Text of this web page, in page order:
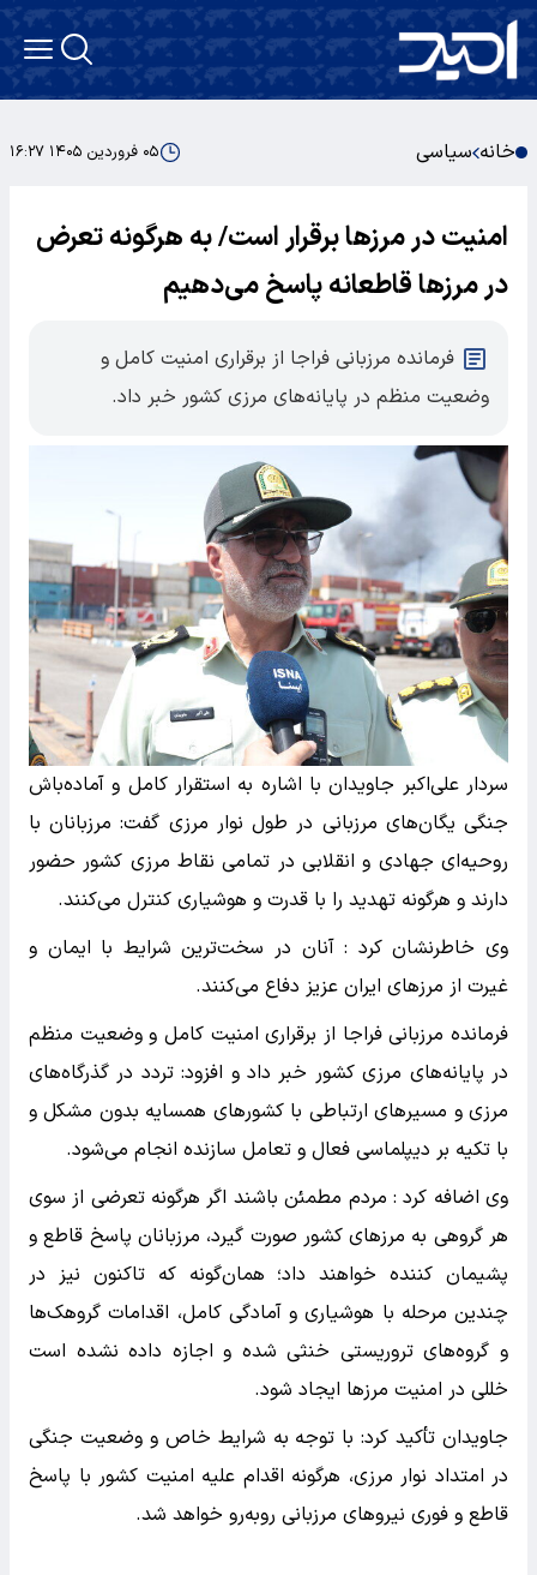
خانه سیاسی ۰۵ فروردین ۱۴۰۵ ۱۶:۲۷
امنیت در مرزها برقرار است/ به هرگونه تعرض
در مرزها قاطعانه پاسخ می‌دهیم
فرمانده مرزبانی فراجا از برقراری امنیت کامل و
وضعیت منظم در پایانه‌های مرزی کشور خبر داد.
سردار علی‌اکبر جاویدان با اشاره به استقرار کامل و آماده‌باش
جنگی یگان‌های مرزبانی در طول نوار مرزی گفت: مرزبانان با
روحیه‌ای جهادی و انقلابی در تمامی نقاط مرزی کشور حضور
دارند و هرگونه تهدید را با قدرت و هوشیاری کنترل می‌کنند.
وی خاطرنشان کرد : آنان در سخت‌ترین شرایط با ایمان و
غیرت از مرزهای ایران عزیز دفاع می‌کنند.
فرمانده مرزبانی فراجا از برقراری امنیت کامل و وضعیت منظم
در پایانه‌های مرزی کشور خبر داد و افزود: تردد در گذرگاه‌های
مرزی و مسیرهای ارتباطی با کشورهای همسایه بدون مشکل و
با تکیه بر دیپلماسی فعال و تعامل سازنده انجام می‌شود.
وی اضافه کرد : مردم مطمئن باشند اگر هرگونه تعرضی از سوی
هر گروهی به مرزهای کشور صورت گیرد، مرزبانان پاسخ قاطع و
پشیمان‌ کننده خواهند داد؛ همان‌گونه که تاکنون نیز در
چندین مرحله با هوشیاری و آمادگی کامل، اقدامات گروهک‌ها
و گروه‌های تروریستی خنثی شده و اجازه داده نشده است
خللی در امنیت مرزها ایجاد شود.
جاویدان تأکید کرد: با توجه به شرایط خاص و وضعیت جنگی
در امتداد نوار مرزی، هرگونه اقدام علیه امنیت کشور با پاسخ
قاطع و فوری نیروهای مرزبانی روبه‌رو خواهد شد.